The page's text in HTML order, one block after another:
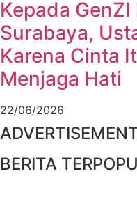
Kepada
Surabaya,
Karena Cinta
Menjaga Hati
22/06/2026
BERITA